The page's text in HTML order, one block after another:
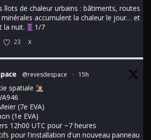
îlots de chaleur urbains : bâtiments, routes
accumulent la chaleur le jour… et
la nuit.
1/7
23 X
@revesdespace · 15h
spatiale
(7e EVA)
(1e EVA)
12h00 UTC pour ~7 heures
pour l'installation d'un nouveau panneau